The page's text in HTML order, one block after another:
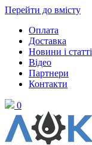
Перейти до вмісту
Оплата
Доставка
Новини і статті
Відео
Партнери
Контакти
0